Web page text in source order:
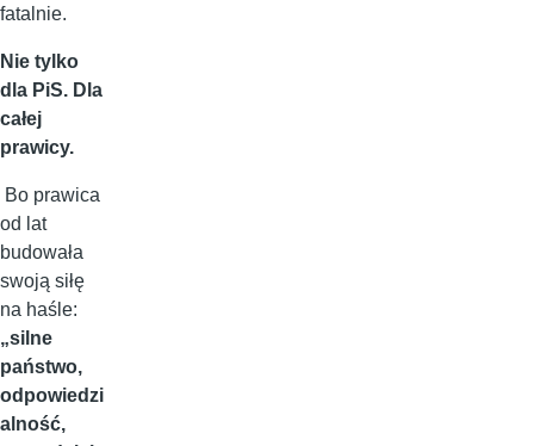
fatalnie.
Nie tylko
dla PiS. Dla
całej
prawicy.
Bo prawica
od lat
budowała
swoją siłę
na haśle:
„silne
państwo,
odpowiedzi
alność,